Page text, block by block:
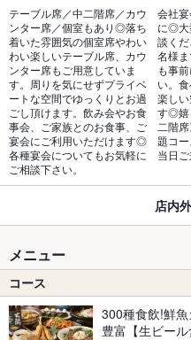
テーブル席／中二階席／カウ
ンター席／個室もあり◎落ち
着いた雰囲気の個室席やわい
わい楽しいテーブル席、カウ
ンター席もご用意していま
す。周りを気にせずプライベ
ートな空間でゆっくりとお過
ごし頂けます。飲み会やお食
事会、ご家族とのお食事、ご
宴会にご利用いただけます◎
各種宴会についてもお気軽に
ご相談下さい。
会社
に◎大
談く
名様
も事
い。
楽し
す◎嬉
二階
題コ
当日
店内
メニュー
コース
300種食飲!鮮
豊富【生ビー